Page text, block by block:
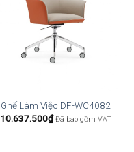
Ghế Làm Việc DF-WC4082
10.637.500₫ Đã bao gồm VAT